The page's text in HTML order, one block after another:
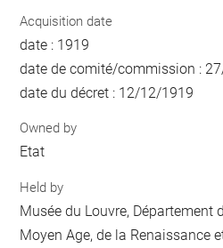
Acquisition date
date : 1919
date de comité/commission :
date du décret : 12/12/1919
Owned by
Etat
Held by
Musée du Louvre, Département
Moyen Age, de la Renaissance